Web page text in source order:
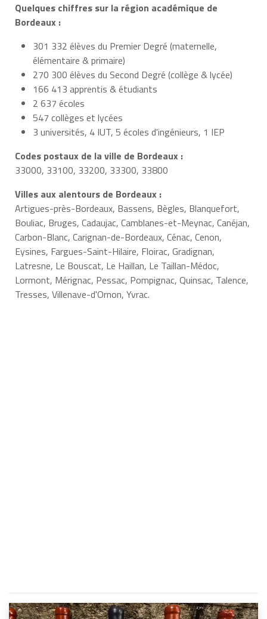
Quelques chiffres sur la région académique de
Bordeaux :
301 332 élèves du Premier Degré (maternelle,
élémentaire & primaire)
270 300 élèves du Second Degré (collège & lycée)
166 413 apprentis & étudiants
2 637 écoles
547 collèges et lycées
3 universités, 4 IUT, 5 écoles d'ingénieurs, 1 IEP
Codes postaux de la ville de Bordeaux :
33000, 33100, 33200, 33300, 33800
Villes aux alentours de Bordeaux :
Artigues-près-Bordeaux, Bassens, Bègles, Blanquefort,
Bouliac, Bruges, Cadaujac, Camblanes-et-Meynac, Canéjan,
Carbon-Blanc, Carignan-de-Bordeaux, Cénac, Cenon,
Eysines, Fargues-Saint-Hilaire, Floirac, Gradignan,
Latresne, Le Bouscat, Le Haillan, Le Taillan-Médoc,
Lormont, Mérignac, Pessac, Pompignac, Quinsac, Talence,
Tresses, Villenave-d'Ornon, Yvrac.